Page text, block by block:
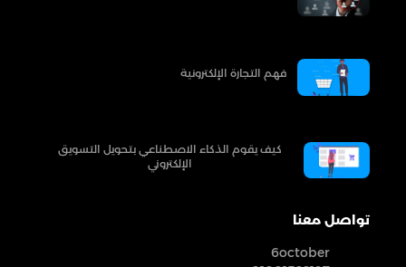
فهم التجارة الإلكترونية
كيف يقوم الذكاء الاصطناعي بتحويل التسويق
الإلكتروني
تواصل معنا
6october